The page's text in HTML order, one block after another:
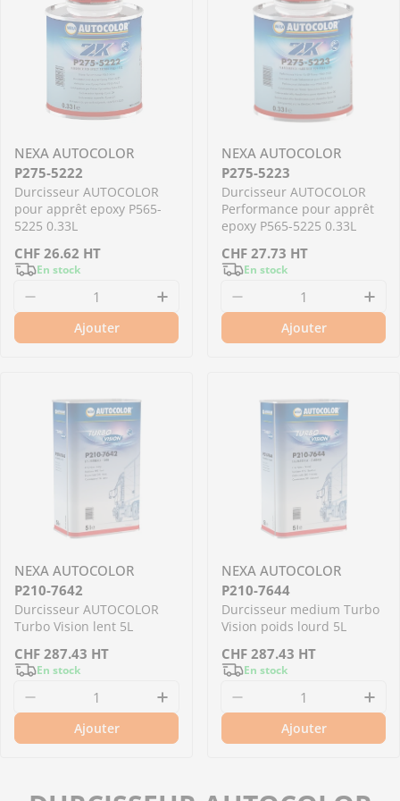
NEXA AUTOCOLOR
P275-5222
Durcisseur AUTOCOLOR
pour apprêt epoxy P565-
5225 0.33L
Prix
régulier
CHF 26.62 HT
En stock
Diminuer la quantité pour P275-5222 -
Augmenter la quantité pour
Ajouter
NEXA AUTOCOLOR
P275-5223
Durcisseur AUTOCOLOR
Performance pour apprêt
epoxy P565-5225 0.33L
Prix
régulier
CHF 27.73 HT
En stock
Diminuer la quantité
Ajouter
NEXA AUTOCOLOR
P210-7642
Durcisseur AUTOCOLOR
Turbo Vision lent 5L
Prix
régulier
CHF 287.43 HT
En stock
Diminuer la quantité pour P210-7642 -
Augmenter la quantité pour
Ajouter
NEXA AUTOCOLOR
P210-7644
Durcisseur medium Turbo
Vision poids lourd 5L
Prix
régulier
CHF 287.43 HT
En stock
Diminuer la
Ajouter